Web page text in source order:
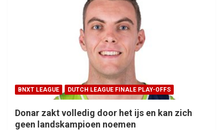
BNXT LEAGUE DUTCH LEAGUE FINALE PLAY-OFFS
Donar zakt volledig door het ijs en kan zich
geen landskampioen noemen